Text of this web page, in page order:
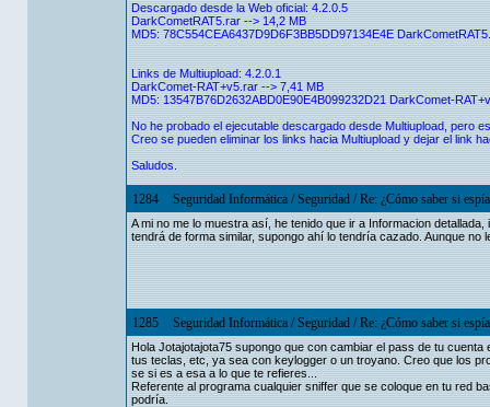
Descargado desde la Web oficial: 4.2.0.5
DarkCometRAT5.rar --> 14,2 MB
MD5: 78C554CEA6437D9D6F3BB5DD97134E4E
Links de Multiupload: 4.2.0.1
DarkComet-RAT+v5.rar --> 7,41 MB
MD5: 13547B76D2632ABD0E90E4B099232D21 DarkComet-
No he probado el ejecutable descargado desde Multiupload, pero
Creo se pueden eliminar los links hacia Multiupload y dejar el link
Saludos.
1284 Seguridad Informática/Seguridad/Re: ¿Cómo saber si
A mi no me lo muestra así, he tenido que ir a Informacion
tendrá de forma similar, supongo ahí lo tendría cazado. Aunque no
1285 Seguridad Informática/Seguridad/Re: ¿Cómo saber si
Hola Jotajotajota75 supongo que con cambiar el pass de tu
tus teclas, etc, ya sea con keylogger o un troyano. Creo que los
se si es a esa a lo que te refieres...
Referente al programa cualquier sniffer que se coloque en tu red
podría.